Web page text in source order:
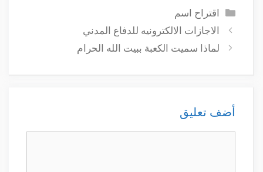
التصنيفات
اقتراح اسم
الاجازات الالكترونيه للدفاع المدني
لماذا سميت الكعبة ببيت الله الحرام
أضف تعليق